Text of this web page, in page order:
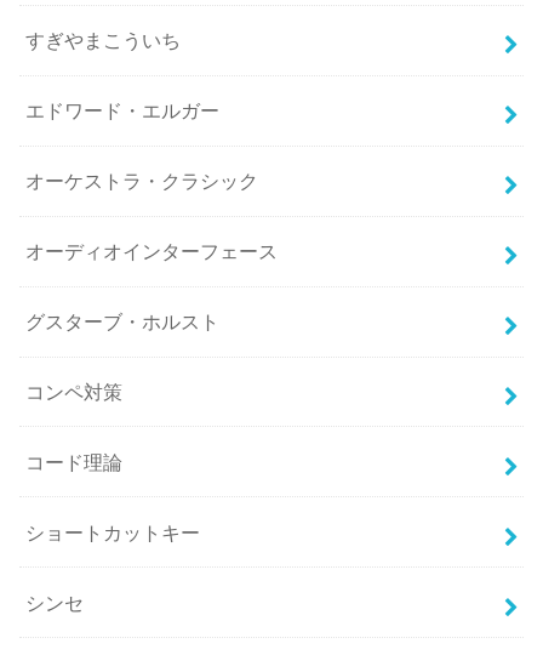
すぎやまこういち
エドワード・エルガー
オーケストラ・クラシック
オーディオインターフェース
グスターブ・ホルスト
コンペ対策
コード理論
ショートカットキー
シンセ